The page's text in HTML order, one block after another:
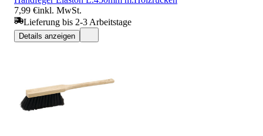
7,99 €inkl. MwSt.
Lieferung bis 2-3 Arbeitstage
Details anzeigen